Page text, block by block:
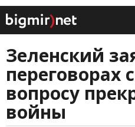
Зеленский
переговорах
вопросу
войны